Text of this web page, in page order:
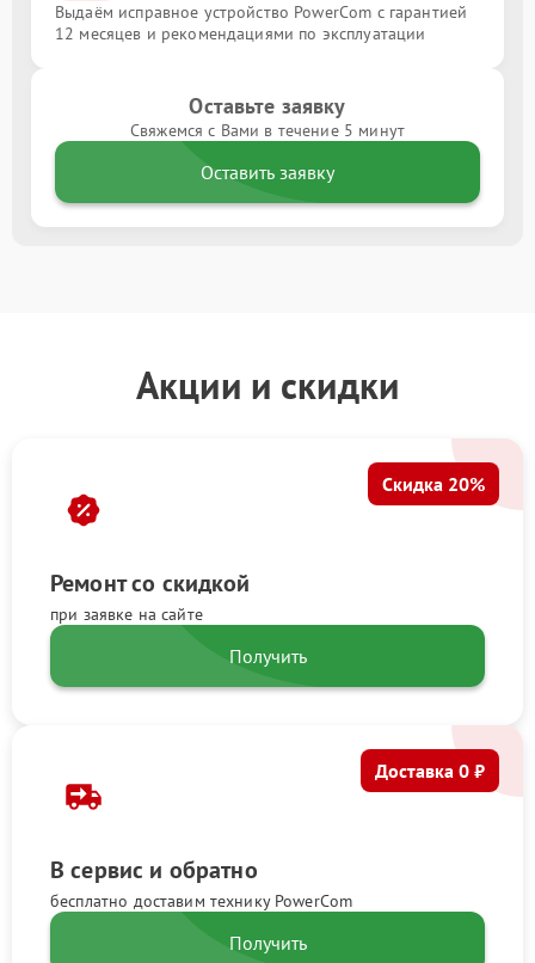
Выдаём исправное устройство PowerCom с гарантией
12 месяцев и рекомендациями по эксплуатации
Оставьте заявку
Свяжемся с Вами в течение 5 минут
Оставить заявку
Акции и скидки
Ремонт со скидкой
при заявке на сайте
Скидка 20%
Получить
В сервис и обратно
бесплатно доставим технику PowerCom
Доставка 0 ₽
Получить